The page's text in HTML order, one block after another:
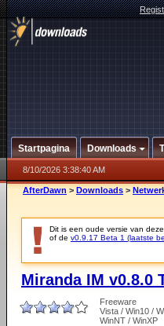
Startpagina Downloads
8/10/2026 3:38:40 AM
AfterDawn > Downloads >
Dit is een oude versie van
of de v0.9.17 Beta 1 (laatste
Miranda IM v0.8.0
Freeware
Vista / Win10 /
WinNT / WinXP